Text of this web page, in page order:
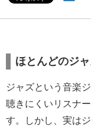
ほとんどのジ
ジャズという音楽
聴きにくいリスナ
す。しかし、実は